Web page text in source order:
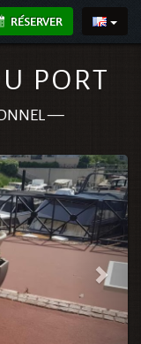
RÉSERVER
PORT
—